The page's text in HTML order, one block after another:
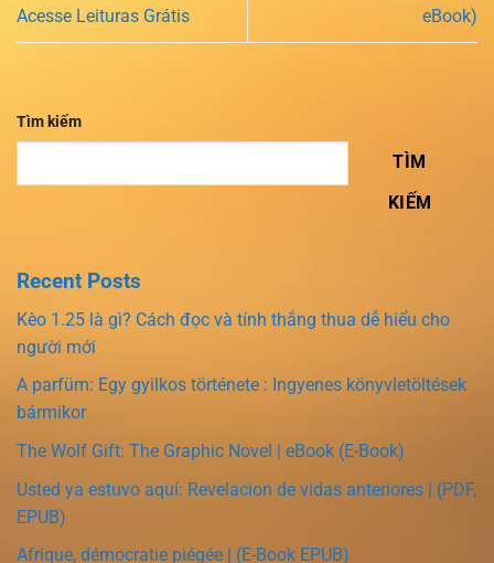
Acesse Leituras Grátis
eBook)
Tìm kiếm
TÌM
KIẾM
Recent Posts
Kèo 1.25 là gì? Cách đọc và tính thắng thua dễ hiểu cho
người mới
A parfüm: Egy gyilkos története : Ingyenes könyvletöltések
bármikor
The Wolf Gift: The Graphic Novel | eBook (E-Book)
Usted ya estuvo aquí: Revelacion de vidas anteriores | (PDF,
EPUB)
Afrique, démocratie piégée | (E-Book EPUB)